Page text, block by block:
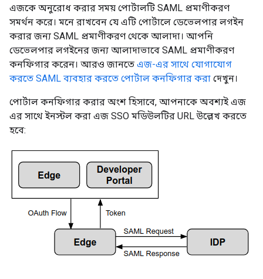
এজকে অনুরোধ করার সময় পোর্টালটি SAML প্রমাণীকরণ
সমর্থন করে। মনে রাখবেন যে এটি পোর্টালে ডেভেলপার লগইন
করার জন্য SAML প্রমাণীকরণ থেকে আলাদা। আপনি
ডেভেলপার লগইনের জন্য আলাদাভাবে SAML প্রমাণীকরণ
কনফিগার করেন। আরও জানতে এজ-এর সাথে যোগাযোগ
করতে SAML ব্যবহার করতে পোর্টাল কনফিগার করা দেখুন।
পোর্টাল কনফিগার করার অংশ হিসাবে, আপনাকে অবশ্যই এজ
এর সাথে ইনস্টল করা এজ SSO মডিউলটির URL উল্লেখ করতে
হবে: